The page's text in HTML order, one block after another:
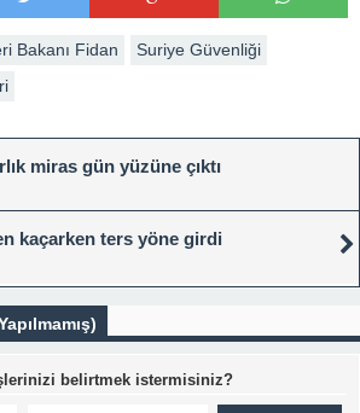
Bakanı Fidan
Suriye Güvenliği
miras gün yüzüne çıktı
kaçarken ters yöne girdi
belirtmek istermisiniz?